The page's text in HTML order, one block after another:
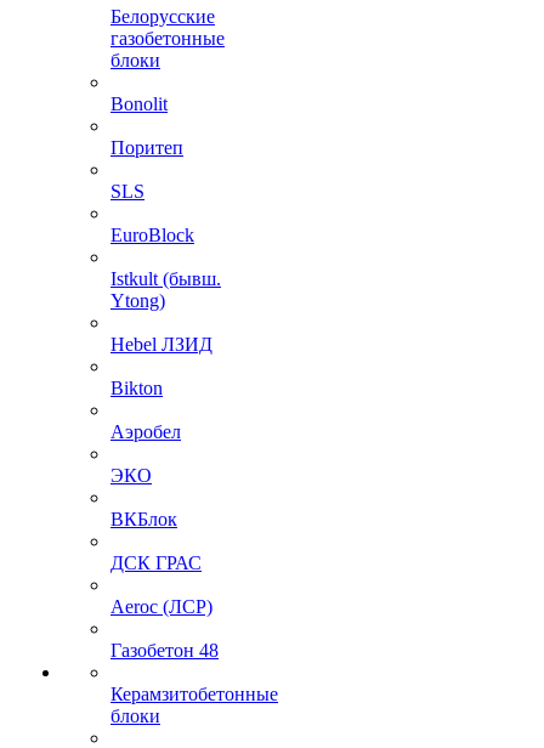
Белорусские
газобетонные
блоки
Bonolit
Поритеп
SLS
EuroBlock
Istkult (бывш.
Ytong)
Hebel ЛЗИД
Bikton
Аэробел
ЭКО
ВКБлок
ДСК ГРАС
Aeroc (ЛСР)
Газобетон 48
Керамзитобетонные
блоки